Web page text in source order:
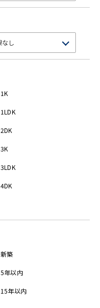
1K
1LDK
2DK
3K
3LDK
4DK
新築
5年以内
15年以内